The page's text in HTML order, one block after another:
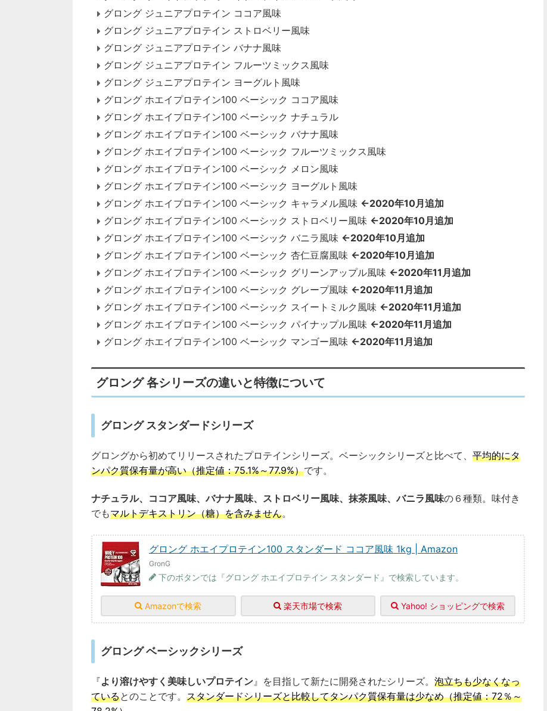
グロング ジュニアプロテイン ココア風味
グロング ジュニアプロテイン ストロベリー風味
グロング ジュニアプロテイン バナナ風味
グロング ジュニアプロテイン フルーツミックス風味
グロング ジュニアプロテイン ヨーグルト風味
グロング ホエイプロテイン100 ベーシック ココア風味
グロング ホエイプロテイン100 ベーシック ナチュラル
グロング ホエイプロテイン100 ベーシック バナナ風味
グロング ホエイプロテイン100 ベーシック フルーツミックス風味
グロング ホエイプロテイン100 ベーシック メロン風味
グロング ホエイプロテイン100 ベーシック ヨーグルト風味
グロング ホエイプロテイン100 ベーシック キャラメル風味 ←2020年10月追加
グロング ホエイプロテイン100 ベーシック ストロベリー風味 ←2020年10月追加
グロング ホエイプロテイン100 ベーシック バニラ風味 ←2020年10月追加
グロング ホエイプロテイン100 ベーシック 杏仁豆腐風味 ←2020年10月追加
グロング ホエイプロテイン100 ベーシック グリーンアップル風味 ←2020年11月追加
グロング ホエイプロテイン100 ベーシック グレープ風味 ←2020年11月追加
グロング ホエイプロテイン100 ベーシック スイートミルク風味 ←2020年11月追加
グロング ホエイプロテイン100 ベーシック パイナップル風味 ←2020年11月追加
グロング ホエイプロテイン100 ベーシック マンゴー風味 ←2020年11月追加
グロング 各シリーズの違いと特徴について
グロング スタンダードシリーズ
グロングから初めてリリースされたプロテインシリーズ。ベーシックシリーズと比べて、 平均的にタ
ンパク質保有量が高い（推定値：75.1%～77.9%）です。
ナチュラル、ココア風味、バナナ風味、ストロベリー風味、抹茶風味、バニラ風味の６種類。味付き
でもマルトデキストリン（糖）を含みません。
グロング ホエイプロテイン100 スタンダード ココア風味 1kg | Amazon
GronG
下のボタンでは『グロング ホエイプロテイン スタンダード』で検索しています。
Amazonで検索 楽天市場で検索 Yahoo! ショッピングで検索
グロング ベーシックシリーズ
『より溶けやすく美味しいプロテイン 』を目指して新たに開発されたシリーズ。 泡立ちも少なくなっ
ているとのことです。 スタンダードシリーズと比較してタンパク質保有量は少なめ（推定値：72％～